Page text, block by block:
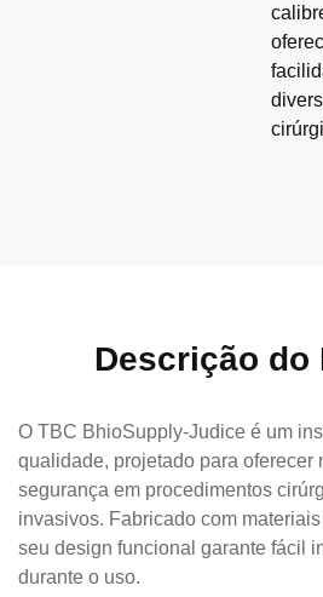
Descrição do
O TBC BhioSupply-Judice é um
qualidade, projetado para oferecer
segurança em procedimentos
invasivos. Fabricado com
seu design funcional garante fácil
durante o uso.